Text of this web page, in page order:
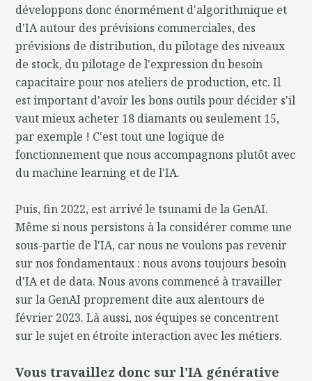
développons donc énormément d'algorithmique et
d'IA autour des prévisions commerciales, des
prévisions de distribution, du pilotage des niveaux
de stock, du pilotage de l'expression du besoin
capacitaire pour nos ateliers de production, etc. Il
est important d'avoir les bons outils pour décider s'il
vaut mieux acheter 18 diamants ou seulement 15,
par exemple ! C'est tout une logique de
fonctionnement que nous accompagnons plutôt avec
du machine learning et de l'IA.
Puis, fin 2022, est arrivé le tsunami de la GenAI.
Même si nous persistons à la considérer comme une
sous-partie de l'IA, car nous ne voulons pas revenir
sur nos fondamentaux : nous avons toujours besoin
d'IA et de data. Nous avons commencé à travailler
sur la GenAI proprement dite aux alentours de
février 2023. Là aussi, nos équipes se concentrent
sur le sujet en étroite interaction avec les métiers.
Vous travaillez donc sur l'IA générative